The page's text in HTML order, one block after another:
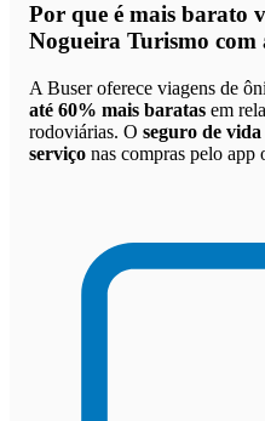
Por que é mais barato
Nogueira Turismo com
A Buser oferece viagens de
até 60% mais baratas em
rodoviárias. O seguro de
serviço nas compras pelo app